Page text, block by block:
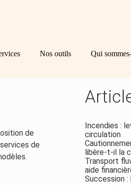
Nos outils Qui
de
de
Blog
sidebar
Rechercher
Incendies :
circulation
libère-t-il la
Transport
aide
Succession :